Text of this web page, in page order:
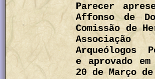
Parecer
Affonso de
Comissão de
Arqueólogos
e aprovado
20 de Março